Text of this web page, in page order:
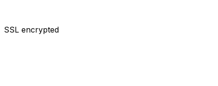
SSL encrypted